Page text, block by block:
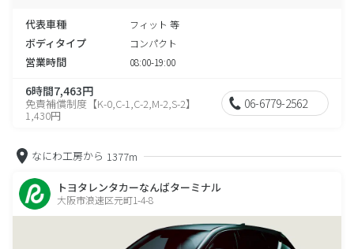
代表車種 フィット 等
ボディタイプ コンパクト
営業時間 08:00-19:00
6時間7,463円
免責補償制度【K-0,C-1,C-2,M-2,S-2】
1,430円
06-6779-2562
なにわ工房から 1377m
トヨタレンタカーなんばターミナル
大阪市浪速区元町1-4-8